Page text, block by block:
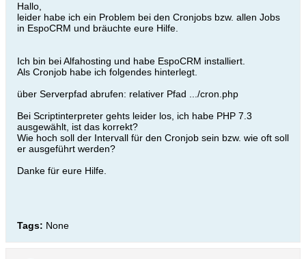
Hallo,
leider habe ich ein Problem bei den Cronjobs bzw. allen Jobs
in EspoCRM und bräuchte eure Hilfe.
Ich bin bei Alfahosting und habe EspoCRM installiert.
Als Cronjob habe ich folgendes hinterlegt.
über Serverpfad abrufen: relativer Pfad .../cron.php
Bei Scriptinterpreter gehts leider los, ich habe PHP 7.3
ausgewählt, ist das korrekt?
Wie hoch soll der Intervall für den Cronjob sein bzw. wie oft soll
er ausgeführt werden?
Danke für eure Hilfe.
Tags: None